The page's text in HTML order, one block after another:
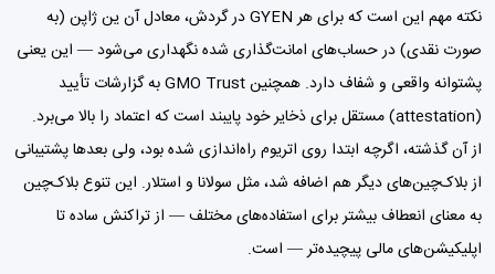
نکته مهم این است که برای هر GYEN در گردش، معادل آن ین ژاپن (به
صورت نقدی) در حساب‌های امانت‌گذاری شده نگهداری می‌شود — این یعنی
پشتوانه واقعی و شفاف دارد. همچنین GMO Trust به گزارشات تأیید
(attestation) مستقل برای ذخایر خود پایبند است که اعتماد را بالا می‌برد.
از آن گذشته، اگرچه ابتدا روی اتریوم راه‌اندازی شده بود، ولی بعدها پشتیبانی
از بلاک‌چین‌های دیگر هم اضافه شد، مثل سولانا و استلار. این تنوع بلاک‌چین
به معنای انعطاف بیشتر برای استفاده‌های مختلف — از تراکنش ساده تا
اپلیکیشن‌های مالی پیچیده‌تر — است.